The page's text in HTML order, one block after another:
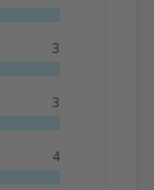
3
3
4